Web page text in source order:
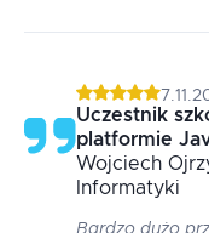
Uczestnik
platformie
Wojciech
Informatyki
Bardzo dużo